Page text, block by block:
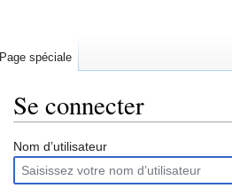
Se connecter
Aller
la
Aller
la
Nom d’utilisateur
Page spéciale